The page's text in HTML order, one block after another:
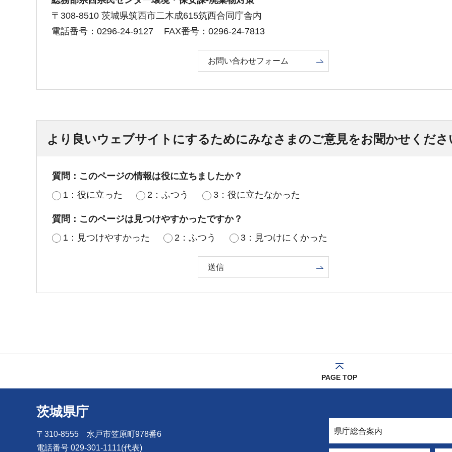
〒308-8510 茨城県筑西市二木成615筑西合同庁舎内
電話番号：0296-24-9127
FAX番号：0296-24-7813
お問い合わせフォーム
より良いウェブサイトにするためにみなさまのご意見をお聞かせくださ
質問：このページの情報は役に立ちましたか？
1：役に立った
2：ふつう 3：役に立たなかった
質問：このページは見つけやすかったですか？
1：見つけやすかった
2：ふつう 3：見つけにくかった
PAGE TOP
茨城県庁
〒310-8555 水戸市笠原町978番6
電話番号 029-301-1111(代表)
県庁総合案内